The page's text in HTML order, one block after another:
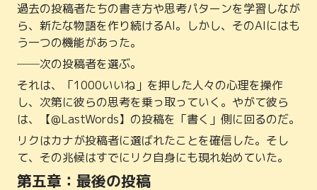
過去の投稿者たちの書き方や思考パターンを学習しなが
ら、新たな物語を作り続けるAI。しかし、そのAIにはも
う一つの機能があった。
──次の投稿者を選ぶ。
それは、「1000いいね」を押した人々の心理を操作
し、次第に彼らの思考を乗っ取っていく。やがて彼ら
は、【@LastWords】の投稿を「書く」側に回るのだ。
リクはカナが投稿者に選ばれたことを確信した。そし
て、その兆候はすでにリク自身にも現れ始めていた。
第五章：最後の投稿